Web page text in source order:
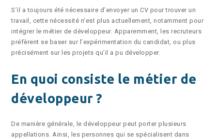
S’il a toujours été nécessaire d’envoyer un CV pour trouver un
travail, cette nécessité n’est plus actuellement, notamment pour
intégrer le métier de développeur. Apparemment, les recruteurs
préfèrent se baser sur l’expérimentation du candidat, ou plus
précisément sur les projets qu’il a pu développer.
En quoi consiste le métier de
développeur ?
De manière générale, le développeur peut porter plusieurs
appellations. Ainsi, les personnes qui se spécialisent dans